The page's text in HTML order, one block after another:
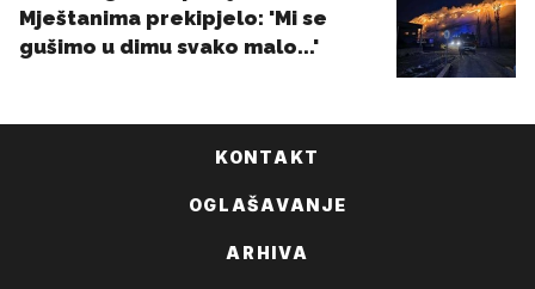
KONTAKT
OGLAŠAVANJE
ARHIVA